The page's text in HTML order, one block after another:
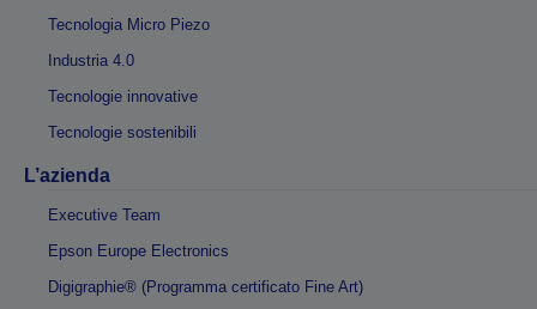
Tecnologia Micro Piezo
Industria 4.0
Tecnologie innovative
Tecnologie sostenibili
L’azienda
Executive Team
Epson Europe Electronics
Digigraphie® (Programma certificato Fine Art)